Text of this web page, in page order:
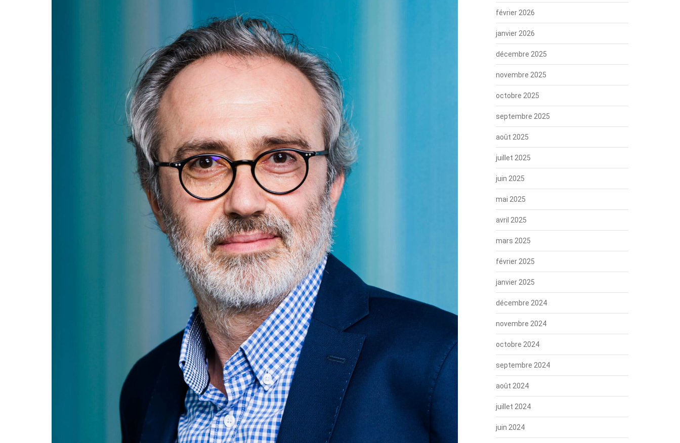
février 2026
janvier 2026
décembre 2025
novembre 2025
octobre 2025
septembre 2025
août 2025
juillet 2025
juin 2025
mai 2025
avril 2025
mars 2025
février 2025
janvier 2025
décembre 2024
novembre 2024
octobre 2024
septembre 2024
août 2024
juillet 2024
juin 2024